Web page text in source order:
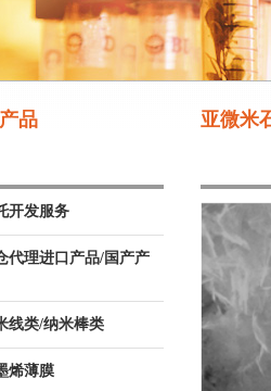
品
开发服务
代理进口产品/国产产
线类/纳米棒类
烯薄膜
亚微米